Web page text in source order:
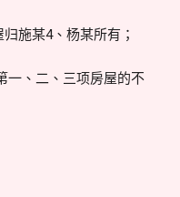
施某4、杨某所有；
一、二、三项房屋的不